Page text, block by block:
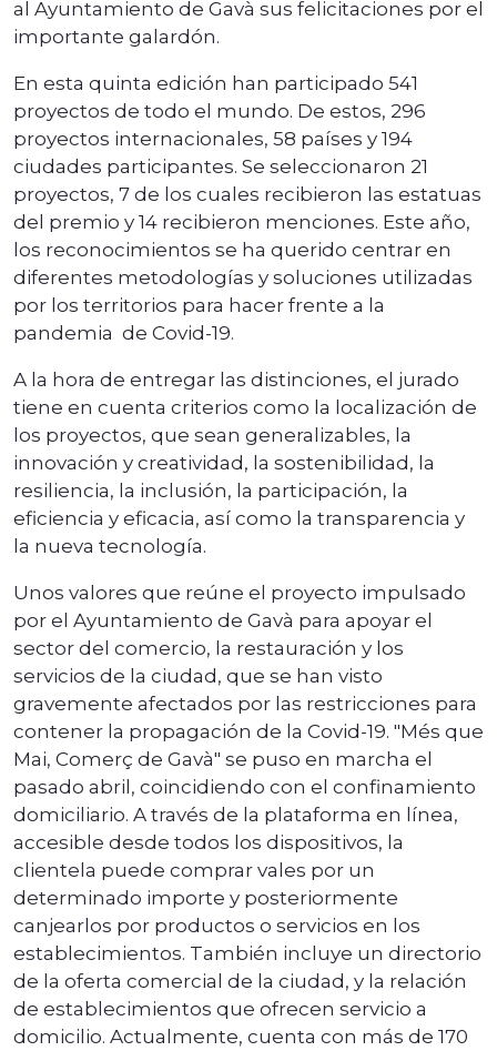
al Ayuntamiento de Gavà sus felicitaciones por el
importante galardón.
En esta quinta edición han participado 541
proyectos de todo el mundo. De estos, 296
proyectos internacionales, 58 países y 194
ciudades participantes. Se seleccionaron 21
proyectos, 7 de los cuales recibieron las estatuas
del premio y 14 recibieron menciones. Este año,
los reconocimientos se ha querido centrar en
diferentes metodologías y soluciones utilizadas
por los territorios para hacer frente a la
pandemia de Covid-19.
A la hora de entregar las distinciones, el jurado
tiene en cuenta criterios como la localización de
los proyectos, que sean generalizables, la
innovación y creatividad, la sostenibilidad, la
resiliencia, la inclusión, la participación, la
eficiencia y eficacia, así como la transparencia y
la nueva tecnología.
Unos valores que reúne el proyecto impulsado
por el Ayuntamiento de Gavà para apoyar el
sector del comercio, la restauración y los
servicios de la ciudad, que se han visto
gravemente afectados por las restricciones para
contener la propagación de la Covid-19. "Més que
Mai, Comerç de Gavà" se puso en marcha el
pasado abril, coincidiendo con el confinamiento
domiciliario. A través de la plataforma en línea,
accesible desde todos los dispositivos, la
clientela puede comprar vales por un
determinado importe y posteriormente
canjearlos por productos o servicios en los
establecimientos. También incluye un directorio
de la oferta comercial de la ciudad, y la relación
de establecimientos que ofrecen servicio a
domicilio. Actualmente, cuenta con más de 170